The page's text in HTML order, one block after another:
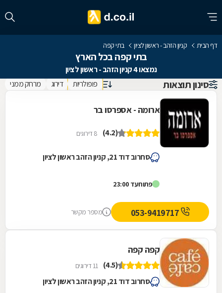
דף הבית קניון הזהב - ראשון לציון בתי קפה
בתי קפה בכל הארץ
נמצאו 4 קניון הזהב - ראשון לציון
סינון תוצאות פופולריות דירוג מרחק ממני
ארומה - אספרסו בר
(4.2) 8 דירוגים
סחרוב דוד 21, קניון הזהב ראשון לציון
פתוחעד 23:00
מספר מקשר
קפה קפה
(4.5) 11 דירוגים
סחרוב דוד 21, קניון הזהב ראשון לציון